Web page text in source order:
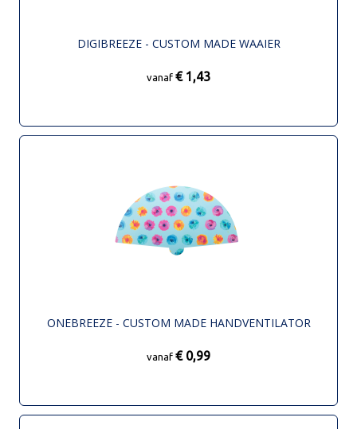
DIGIBREEZE - CUSTOM MADE WAAIER
vanaf € 1,43
ONEBREEZE - CUSTOM MADE HANDVENTILATOR
vanaf € 0,99